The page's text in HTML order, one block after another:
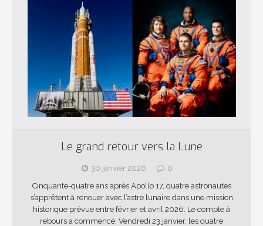
Le grand retour vers la Lune
30 janvier 2026
0
Cinquante-quatre ans après Apollo 17, quatre astronautes
s’apprêtent à renouer avec l’astre lunaire dans une mission
historique prévue entre février et avril 2026. Le compte à
rebours a commencé. Vendredi 23 janvier, les quatre